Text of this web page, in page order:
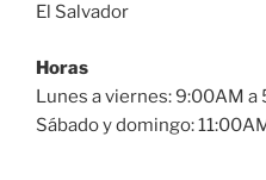
El Salvador
Horas
Lunes a viernes: 9:00AM a
Sábado y domingo: